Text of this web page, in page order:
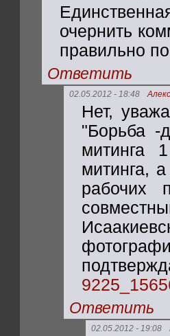
очернить
правильно
Ответить
02.05.2012 - 18:48
Нет,
"Борьба -
митинга
митинга,
рабочих
Ответить
02.05.2012 - 19:08